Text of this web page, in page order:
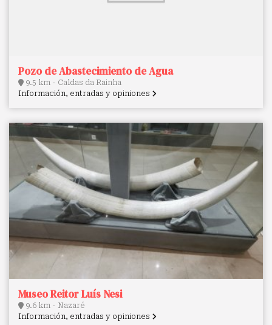
Pozo de Abastecimiento de Agua
9.5 km - Caldas da Rainha
Información, entradas y opiniones
Museo Reitor Luís Nesi
9.6 km - Nazaré
Información, entradas y opiniones